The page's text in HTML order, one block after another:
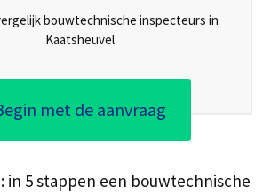
bouwtechnische inspecteurs in
Kaatsheuvel
met de aanvraag
in 5 stappen een bouwtechnische